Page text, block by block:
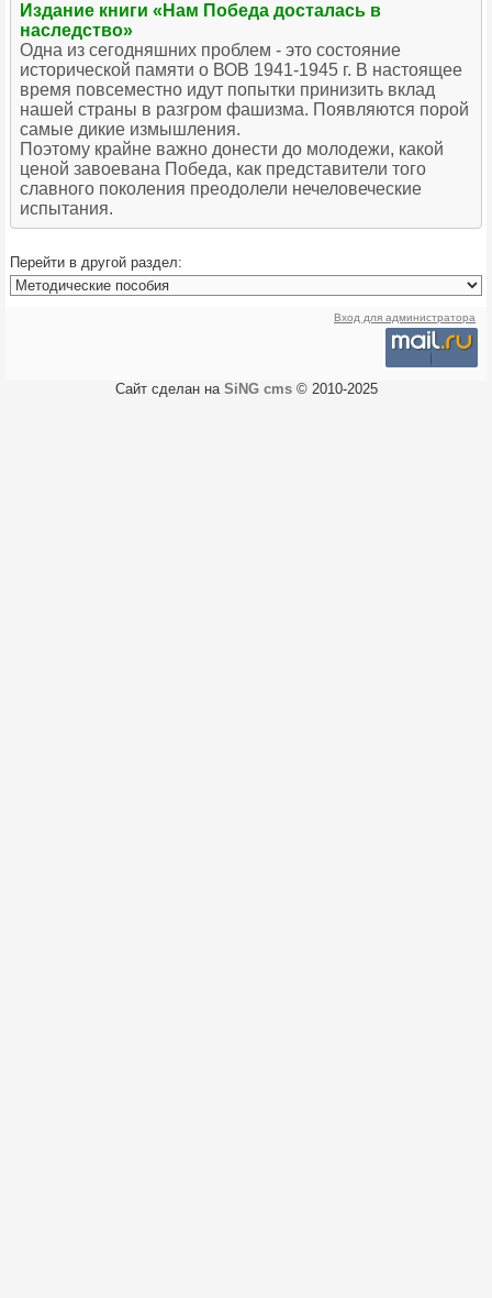
Издание книги «Нам Победа досталась в
наследство»
Одна из сегодняшних проблем - это состояние
исторической памяти о ВОВ 1941-1945 г. В настоящее
время повсеместно идут попытки принизить вклад
нашей страны в разгром фашизма. Появляются порой
самые дикие измышления.
Поэтому крайне важно донести до молодежи, какой
ценой завоевана Победа, как представители того
славного поколения преодолели нечеловеческие
испытания.
Перейти в другой раздел:
Вход для администратора
Сайт сделан на SiNG cms© 2010-2025